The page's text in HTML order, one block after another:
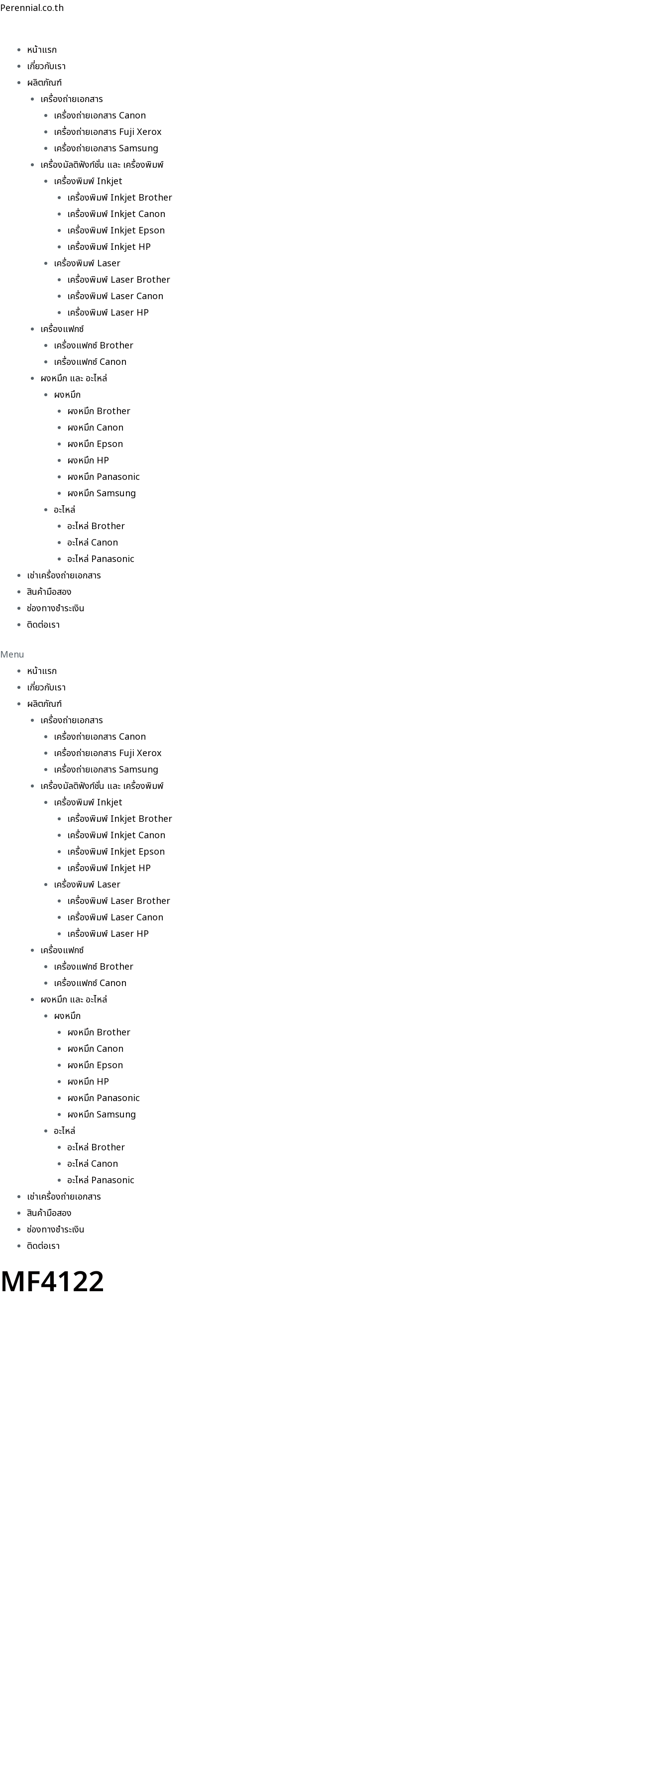
Skip
Perennial.co.th
หน้าแรก
เกี่ยวกับเรา
ผลิตภัณฑ์
เครื่องถ่ายเอกสาร
เครื่องถ่ายเอกสาร Canon
เครื่องถ่ายเอกสาร Fuji Xerox
เครื่องถ่ายเอกสาร Samsung
เครื่องมัลติฟังก์ชั่น และ เครื่องพิมพ์
เครื่องพิมพ์ Inkjet
เครื่องพิมพ์ Inkjet Brother
เครื่องพิมพ์ Inkjet Canon
เครื่องพิมพ์ Inkjet Epson
เครื่องพิมพ์ Inkjet HP
เครื่องพิมพ์ Laser
เครื่องพิมพ์ Laser Brother
เครื่องพิมพ์ Laser Canon
เครื่องพิมพ์ Laser HP
เครื่องแฟกซ์
เครื่องแฟกซ์ Brother
เครื่องแฟกซ์ Canon
ผงหมึก และ อะไหล่
ผงหมึก
ผงหมึก Brother
ผงหมึก Canon
ผงหมึก Epson
ผงหมึก HP
ผงหมึก Panasonic
ผงหมึก Samsung
อะไหล่
อะไหล่ Brother
อะไหล่ Canon
อะไหล่ Panasonic
เช่าเครื่องถ่ายเอกสาร
สินค้ามือสอง
ช่องทางชำระเงิน
ติดต่อเรา
Menu
หน้าแรก
เกี่ยวกับเรา
ผลิตภัณฑ์
เครื่องถ่ายเอกสาร
เครื่องถ่ายเอกสาร Canon
เครื่องถ่ายเอกสาร Fuji Xerox
เครื่องถ่ายเอกสาร Samsung
เครื่องมัลติฟังก์ชั่น และ เครื่องพิมพ์
เครื่องพิมพ์ Inkjet
เครื่องพิมพ์ Inkjet Brother
เครื่องพิมพ์ Inkjet Canon
เครื่องพิมพ์ Inkjet Epson
เครื่องพิมพ์ Inkjet HP
เครื่องพิมพ์ Laser
เครื่องพิมพ์ Laser Brother
เครื่องพิมพ์ Laser Canon
เครื่องพิมพ์ Laser HP
เครื่องแฟกซ์
เครื่องแฟกซ์ Brother
เครื่องแฟกซ์ Canon
ผงหมึก และ อะไหล่
ผงหมึก
ผงหมึก Brother
ผงหมึก Canon
ผงหมึก Epson
ผงหมึก HP
ผงหมึก Panasonic
ผงหมึก Samsung
อะไหล่
อะไหล่ Brother
อะไหล่ Canon
อะไหล่ Panasonic
เช่าเครื่องถ่ายเอกสาร
สินค้ามือสอง
ช่องทางชำระเงิน
ติดต่อเรา
MF4122